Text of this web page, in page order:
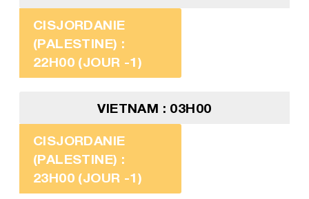
CISJORDANIE
(PALESTINE) :
22H00 (JOUR -1)
VIETNAM : 03H00
CISJORDANIE
(PALESTINE) :
23H00 (JOUR -1)